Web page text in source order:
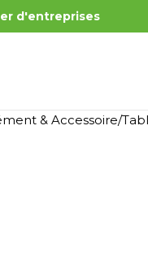
d'entreprises
& Accessoire